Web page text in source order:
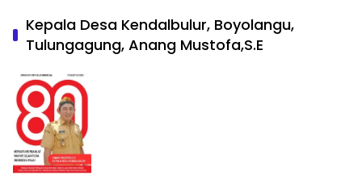
Kepala Desa Kendalbulur, Boyolangu,
Tulungagung, Anang Mustofa,S.E